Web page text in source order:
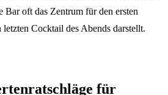
oft das Zentrum für den ersten
Cocktail des Abends darstellt.
für